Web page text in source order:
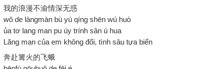
我的浪漫不渝情深无惑
wǒ de làngmàn bù yú qíng shēn wú huò
ủa tơ lang man pu úy trính sân ú hua
Lãng mạn của em không đổi, tình sâu tựa biển
奔赴篝火的飞蛾